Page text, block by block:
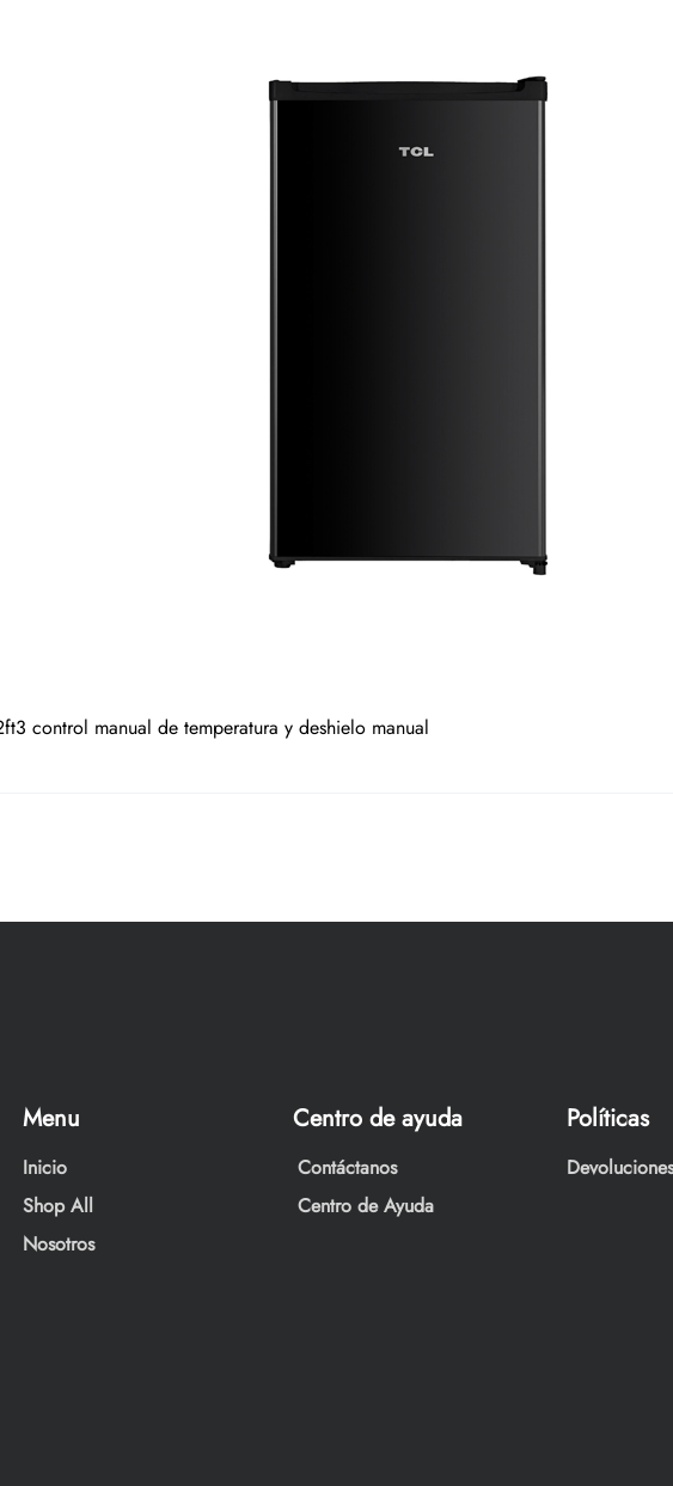
control manual de temperatura y deshielo manual
Menu
Inicio
Shop All
Nosotros
Centro de ayuda
Contáctanos
Centro de Ayuda
Políticas